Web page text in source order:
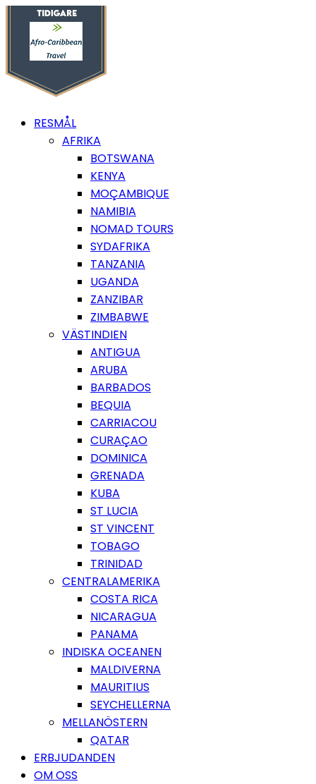
RESMÅL
AFRIKA
BOTSWANA
KENYA
MOÇAMBIQUE
NAMIBIA
NOMAD TOURS
SYDAFRIKA
TANZANIA
UGANDA
ZANZIBAR
ZIMBABWE
VÄSTINDIEN
ANTIGUA
ARUBA
BARBADOS
BEQUIA
CARRIACOU
CURAÇAO
DOMINICA
GRENADA
KUBA
ST LUCIA
ST VINCENT
TOBAGO
TRINIDAD
CENTRALAMERIKA
COSTA RICA
NICARAGUA
PANAMA
INDISKA OCEANEN
MALDIVERNA
MAURITIUS
SEYCHELLERNA
MELLANÖSTERN
QATAR
ERBJUDANDEN
OM OSS